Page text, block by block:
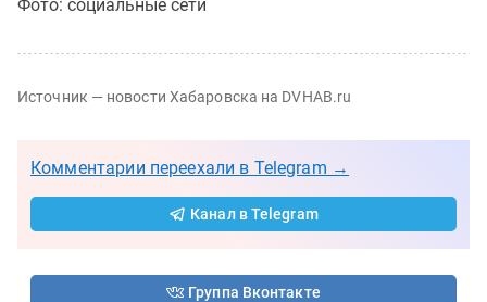
Фото: социальные сети
Источник — новости Хабаровска на DVHAB.ru
Комментарии переехали в Telegram →
Канал в Telegram
Группа Вконтакте